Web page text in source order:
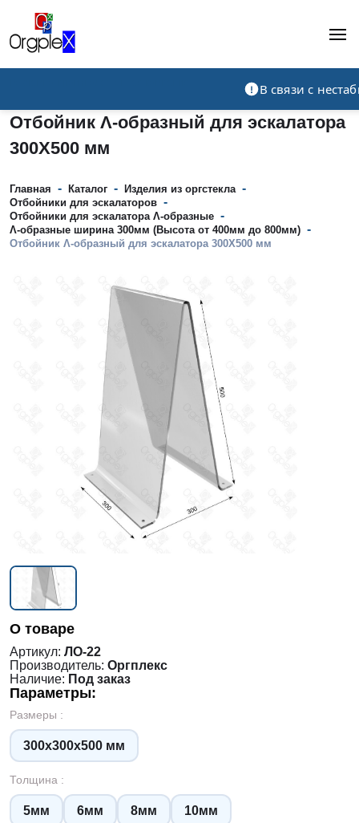
В связи с
Отбойник Λ-образный для эскалатора
300Х500 мм
Главная - Каталог - Изделия из оргстекла -
Отбойники для эскалаторов -
Отбойники для эскалатора Λ-образные -
Λ-образные ширина 300мм (Высота от 400мм до 800мм) -
Отбойник Λ-образный для эскалатора 300Х500 мм
О товаре
Артикул: ЛО-22
Производитель: Оргплекс
Наличие: Под заказ
Параметры:
Размеры :
300х300х500 мм
Толщина :
5мм 6мм 8мм 10мм